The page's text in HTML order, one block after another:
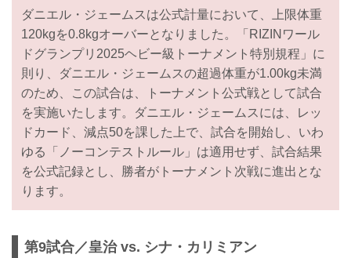
ダニエル・ジェームスは公式計量において、上限体重
120kgを0.8kgオーバーとなりました。「RIZINワール
ドグランプリ2025ヘビー級トーナメント特別規程」に
則り、ダニエル・ジェームスの超過体重が1.00kg未満
のため、この試合は、トーナメント公式戦として試合
を実施いたします。ダニエル・ジェームスには、レッ
ドカード、減点50を課した上で、試合を開始し、いわ
ゆる「ノーコンテストルール」は適用せず、試合結果
を公式記録とし、勝者がトーナメント次戦に進出とな
ります。
第9試合／皇治 vs. シナ・カリミアン